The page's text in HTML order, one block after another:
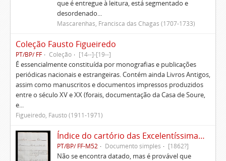
que é entregue à leitura, está segmentado e
desordenado...
Mascarenhas, Francisca das Chagas (1707-1733)
Coleção Fausto Figueiredo
PT/BP/ FF Coleção [14--]-[19--]
É essencialmente constituída por monografias e publicações
periódicas nacionais e estrangeiras. Contém ainda Livros Antigos,
assim como manuscritos e documentos impressos produzidos
entre o século XV e XX (forais, documentação da Casa de Soure,
e...
Figueiredo, Fausto (1911-1971)
Índice do cartório das Excelentíssimas Casas de Soure
PT/BP/ FF-M52 Documento simples [1862?]
Não se encontra datado, mas é provável que